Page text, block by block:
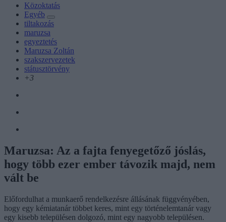
Közoktatás
Egyéb
tiltakozás
maruzsa
egyeztetés
Maruzsa Zoltán
szakszervezetek
státusztörvény
+3
Maruzsa: Az a fajta fenyegetőző jóslás,
hogy több ezer ember távozik majd, nem
vált be
Előfordulhat a munkaerő rendelkezésre állásának függvényében,
hogy egy kémiatanár többet keres, mint egy történelemtanár vagy
egy kisebb településen dolgozó, mint egy nagyobb településen.